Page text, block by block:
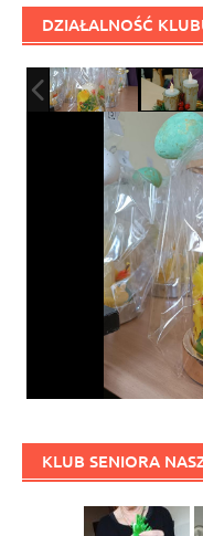
DZIAŁALNOŚĆ
KLUB SENIORA